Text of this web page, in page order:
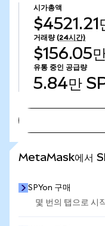
시가총액
$4521.21
거래량 (24시간)
$156.05
유통 중인 공급량
5.84만
MetaMask에서
SPYon 구매
몇 번의 탭으로 시